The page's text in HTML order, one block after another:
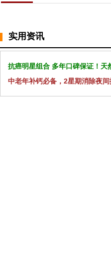
实用资讯
抗癌明星组合 多年口碑保证！天
中老年补钙必备，2星期消除夜